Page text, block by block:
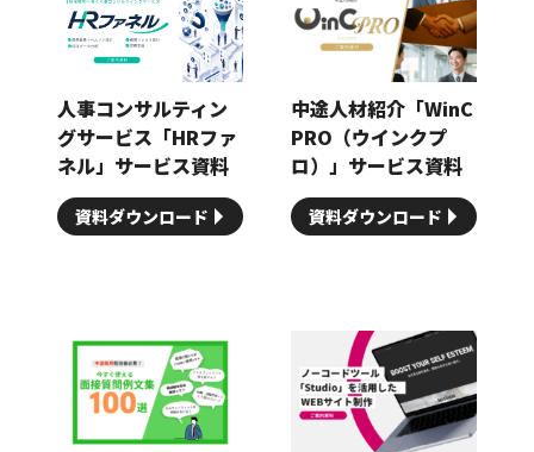
人事コンサルティン
グサービス「HRファ
ネル」サービス資料
資料ダウンロード
中途人材紹介「WinC
PRO（ウインクプ
ロ）」サービス資料
資料ダウンロード